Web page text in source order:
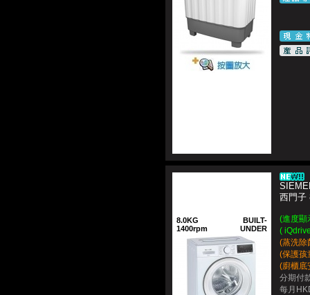
8.0KG
1400rpm
BUILT-
UNDER
西門子
(進度顯
(
(蒸洗除
(保護孩
(廚櫃底
分期付
每月